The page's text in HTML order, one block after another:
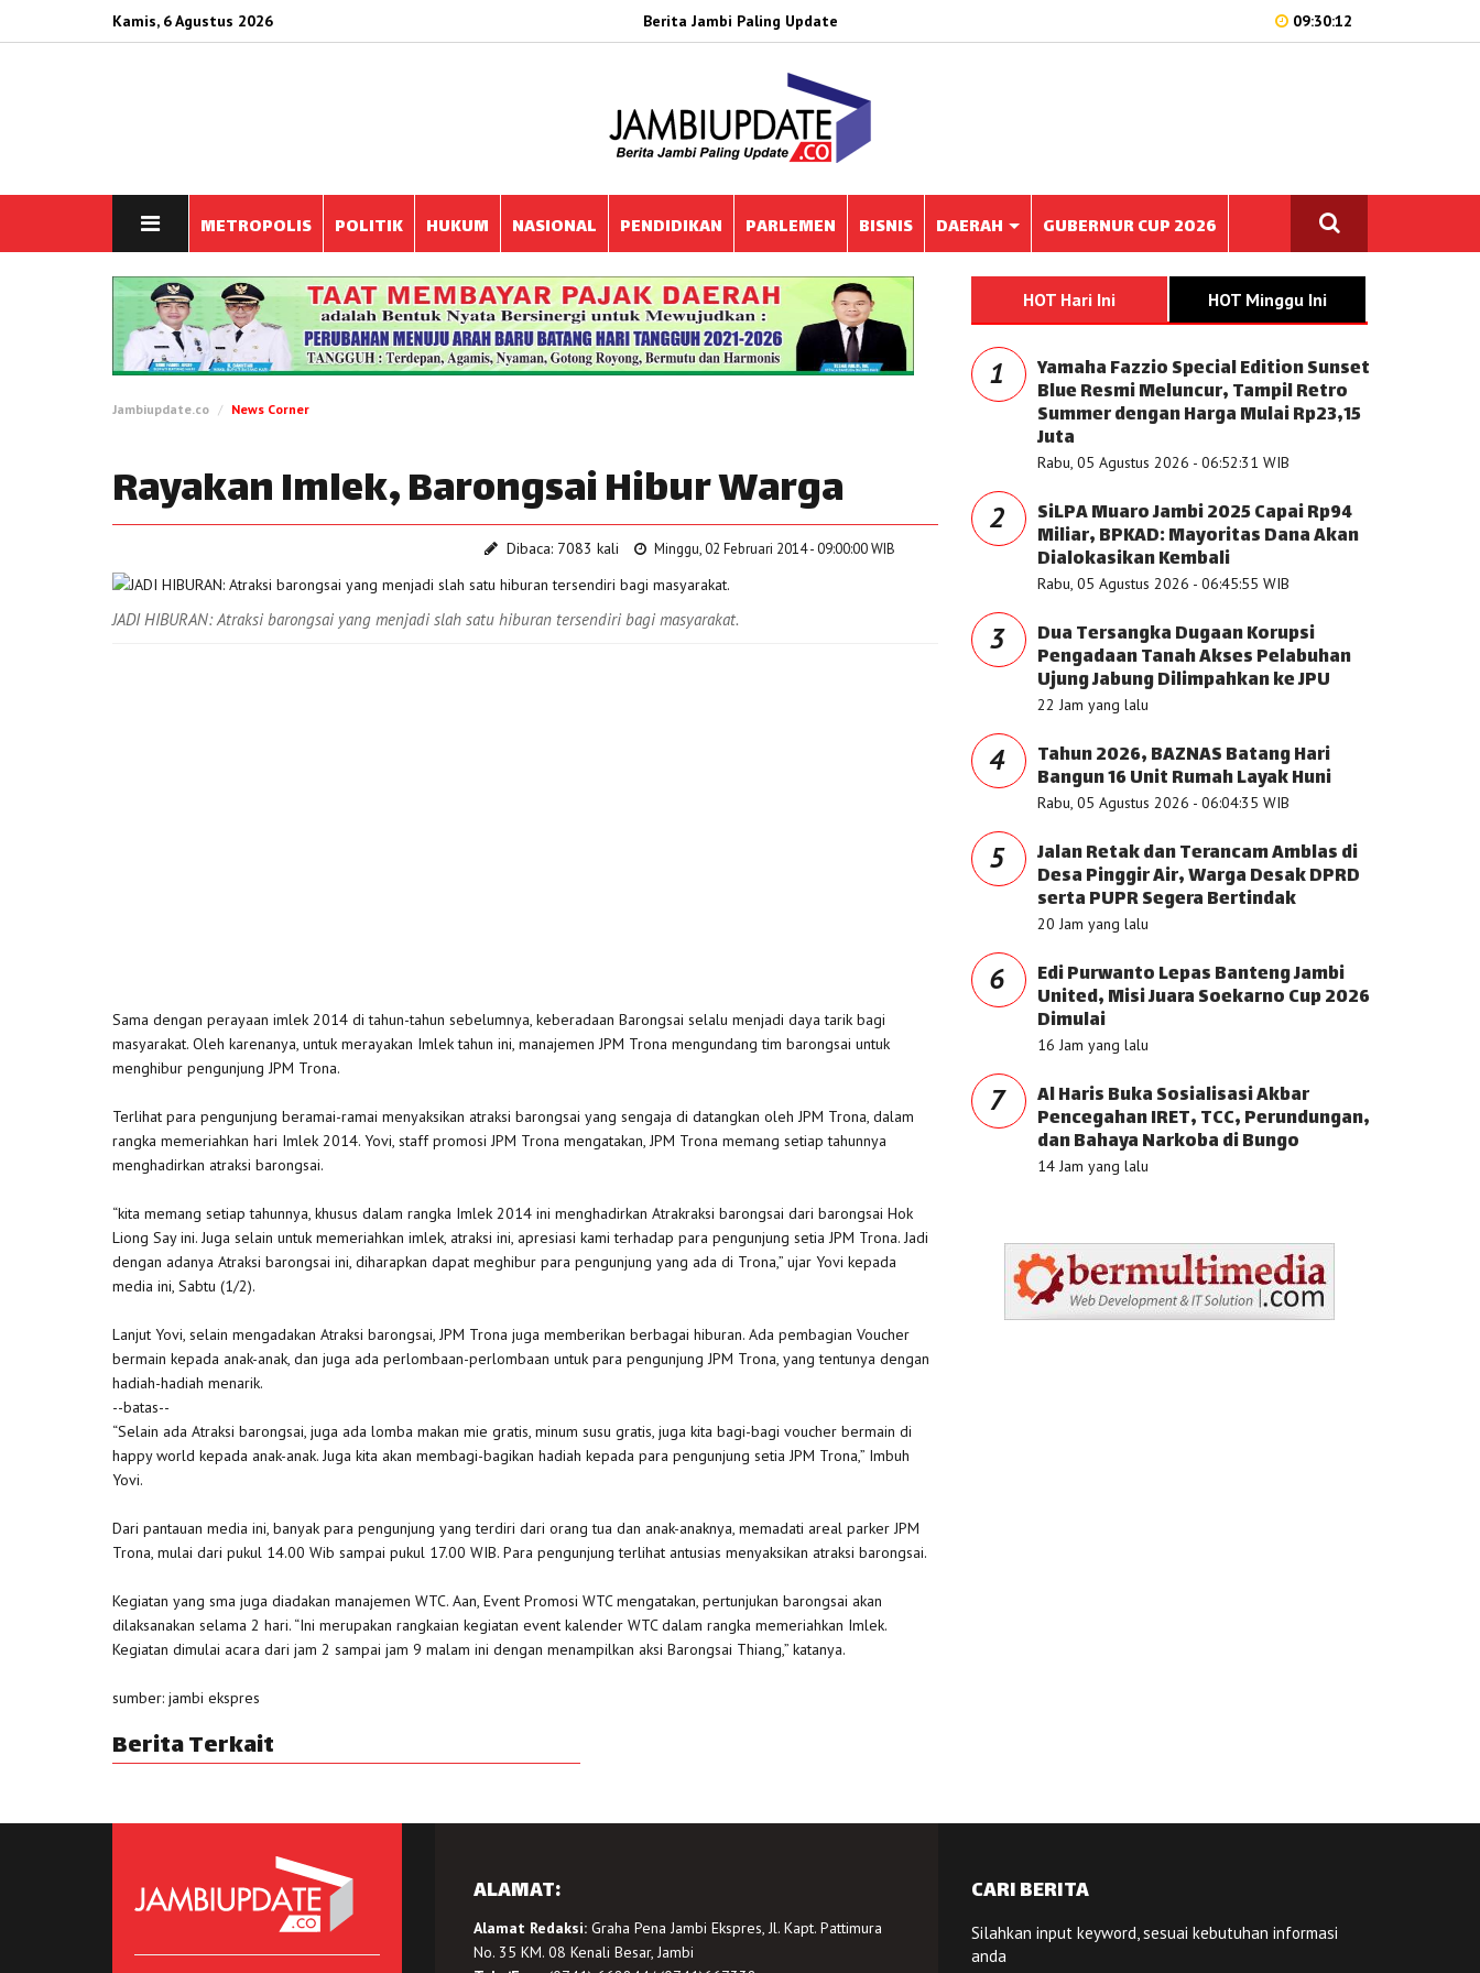
Kamis, 6 Agustus 2026 Berita Jambi Paling Update 09:30:12
METROPOLIS POLITIK HUKUM NASIONAL PENDIDIKAN PARLEMEN BISNIS DAERAH GUBERNUR CUP 2026
Jambiupdate.co News Corner
Rayakan Imlek, Barongsai Hibur Warga
Dibaca: 7083 kali Minggu, 02 Februari 2014 - 09:00:00 WIB
JADI HIBURAN: Atraksi barongsai yang menjadi slah satu hiburan tersendiri bagi masyarakat.
Sama dengan perayaan imlek 2014 di tahun-tahun sebelumnya, keberadaan Barongsai selalu menjadi daya tarik bagi
masyarakat. Oleh karenanya, untuk merayakan Imlek tahun ini, manajemen JPM Trona mengundang tim barongsai untuk
menghibur pengunjung JPM Trona.
Terlihat para pengunjung beramai-ramai menyaksikan atraksi barongsai yang sengaja di datangkan oleh JPM Trona, dalam
rangka memeriahkan hari Imlek 2014. Yovi, staff promosi JPM Trona mengatakan, JPM Trona memang setiap tahunnya
menghadirkan atraksi barongsai.
“kita memang setiap tahunnya, khusus dalam rangka Imlek 2014 ini menghadirkan Atrakraksi barongsai dari barongsai Hok
Liong Say ini. Juga selain untuk memeriahkan imlek, atraksi ini, apresiasi kami terhadap para pengunjung setia JPM Trona. Jadi
dengan adanya Atraksi barongsai ini, diharapkan dapat meghibur para pengunjung yang ada di Trona,” ujar Yovi kepada
media ini, Sabtu (1/2).
Lanjut Yovi, selain mengadakan Atraksi barongsai, JPM Trona juga memberikan berbagai hiburan. Ada pembagian Voucher
bermain kepada anak-anak, dan juga ada perlombaan-perlombaan untuk para pengunjung JPM Trona, yang tentunya dengan
hadiah-hadiah menarik.
--batas--
“Selain ada Atraksi barongsai, juga ada lomba makan mie gratis, minum susu gratis, juga kita bagi-bagi voucher bermain di
happy world kepada anak-anak. Juga kita akan membagi-bagikan hadiah kepada para pengunjung setia JPM Trona,” Imbuh
Yovi.
Dari pantauan media ini, banyak para pengunjung yang terdiri dari orang tua dan anak-anaknya, memadati areal parker JPM
Trona, mulai dari pukul 14.00 Wib sampai pukul 17.00 WIB. Para pengunjung terlihat antusias menyaksikan atraksi barongsai.
Kegiatan yang sma juga diadakan manajemen WTC. Aan, Event Promosi WTC mengatakan, pertunjukan barongsai akan
dilaksanakan selama 2 hari. “Ini merupakan rangkaian kegiatan event kalender WTC dalam rangka memeriahkan Imlek.
Kegiatan dimulai acara dari jam 2 sampai jam 9 malam ini dengan menampilkan aksi Barongsai Thiang,” katanya.
sumber: jambi ekspres
Berita Terkait
HOT Hari Ini HOT Minggu Ini
1 Yamaha Fazzio Special Edition Sunset
Blue Resmi Meluncur, Tampil Retro
Summer dengan Harga Mulai Rp23,15
Juta
Rabu, 05 Agustus 2026 - 06:52:31 WIB
2 SiLPA Muaro Jambi 2025 Capai Rp94
Miliar, BPKAD: Mayoritas Dana Akan
Dialokasikan Kembali
Rabu, 05 Agustus 2026 - 06:45:55 WIB
3 Dua Tersangka Dugaan Korupsi
Pengadaan Tanah Akses Pelabuhan
Ujung Jabung Dilimpahkan ke JPU
22 Jam yang lalu
4 Tahun 2026, BAZNAS Batang Hari
Bangun 16 Unit Rumah Layak Huni
Rabu, 05 Agustus 2026 - 06:04:35 WIB
5 Jalan Retak dan Terancam Amblas di
Desa Pinggir Air, Warga Desak DPRD
serta PUPR Segera Bertindak
20 Jam yang lalu
6 Edi Purwanto Lepas Banteng Jambi
United, Misi Juara Soekarno Cup 2026
Dimulai
16 Jam yang lalu
7 Al Haris Buka Sosialisasi Akbar
Pencegahan IRET, TCC, Perundungan,
dan Bahaya Narkoba di Bungo
14 Jam yang lalu
ALAMAT:
Alamat Redaksi:Graha Pena Jambi Ekspres, Jl. Kapt. Pattimura
No. 35 KM. 08 Kenali Besar, Jambi
CARI BERITA
Silahkan input keyword, sesuai kebutuhan informasi
anda